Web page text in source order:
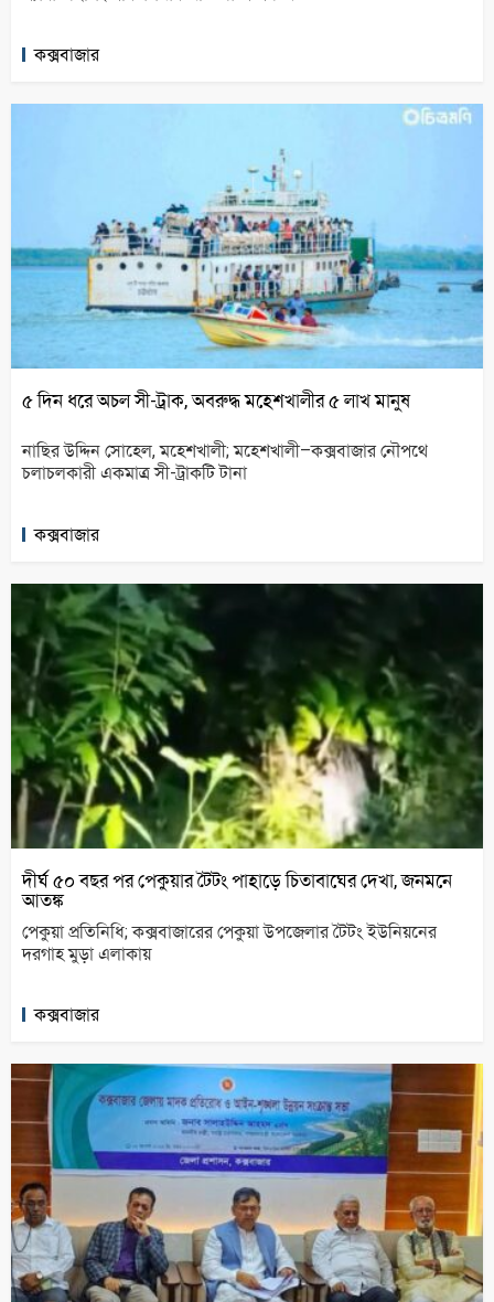
কক্সবাজার
৫ দিন ধরে অচল সী-ট্রাক, অবরুদ্ধ মহেশখালীর ৫ লাখ মানুষ
নাছির উদ্দিন সোহেল, মহেশখালী; মহেশখালী–কক্সবাজার নৌপথে
চলাচলকারী একমাত্র সী-ট্রাকটি টানা
কক্সবাজার
দীর্ঘ ৫০ বছর পর পেকুয়ার টৈটং পাহাড়ে চিতাবাঘের দেখা, জনমনে
আতঙ্ক
পেকুয়া প্রতিনিধি; কক্সবাজারের পেকুয়া উপজেলার টৈটং ইউনিয়নের
দরগাহ মুড়া এলাকায়
কক্সবাজার